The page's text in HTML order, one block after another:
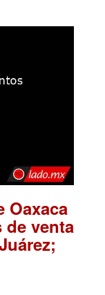
Oaxaca
venta